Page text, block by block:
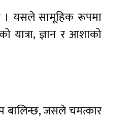
। यसले सामूहिक रूपमा
यात्रा, ज्ञान र आशाको
बालिन्छ, जसले चमत्कार